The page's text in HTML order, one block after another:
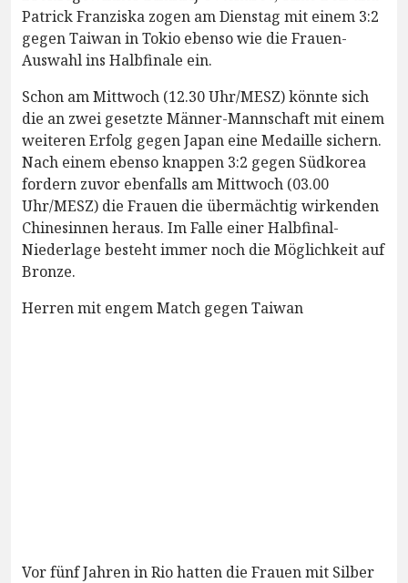
Patrick Franziska zogen am Dienstag mit einem 3:2
gegen Taiwan in Tokio ebenso wie die Frauen-
Auswahl ins Halbfinale ein.
Schon am Mittwoch (12.30 Uhr/MESZ) könnte sich
die an zwei gesetzte Männer-Mannschaft mit einem
weiteren Erfolg gegen Japan eine Medaille sichern.
Nach einem ebenso knappen 3:2 gegen Südkorea
fordern zuvor ebenfalls am Mittwoch (03.00
Uhr/MESZ) die Frauen die übermächtig wirkenden
Chinesinnen heraus. Im Falle einer Halbfinal-
Niederlage besteht immer noch die Möglichkeit auf
Bronze.
Herren mit engem Match gegen Taiwan
Vor fünf Jahren in Rio hatten die Frauen mit Silber